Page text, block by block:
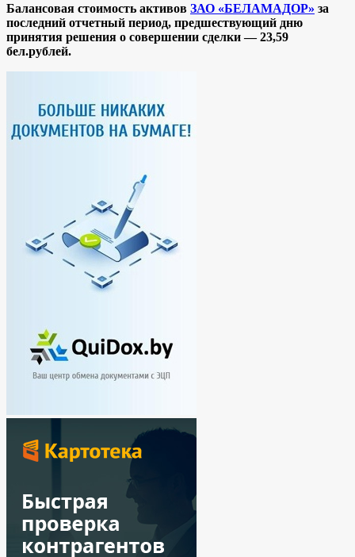
Балансовая стоимость активов ЗАО «БЕЛАМАДОР» за
последний отчетный период, предшествующий дню
принятия решения о совершении сделки —23,59
бел.рублей.